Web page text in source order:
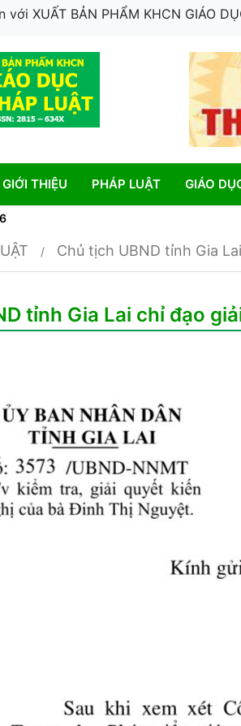
với XUẤT BẢN PHẨM KHCN GIÁO
GIỚI THIỆU PHÁP LUẬT GIÁO
Chủ tịch UBND tỉnh Gia
tỉnh Gia Lai chỉ đạo